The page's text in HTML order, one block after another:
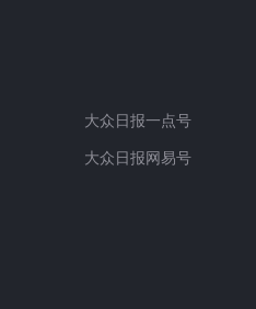
大众日报一点号
大众日报网易号